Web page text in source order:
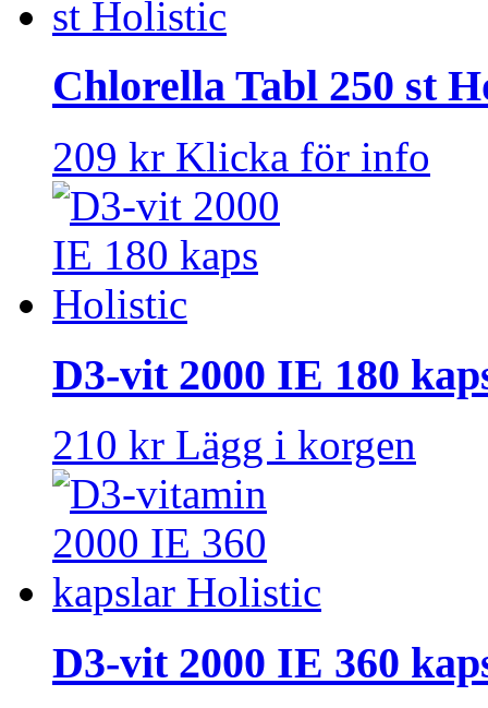
Chlorella Tabl 250 st
209 kr Klicka för info
D3-vit 2000 IE 180
210 kr Lägg i korgen
D3-vit 2000 IE 360